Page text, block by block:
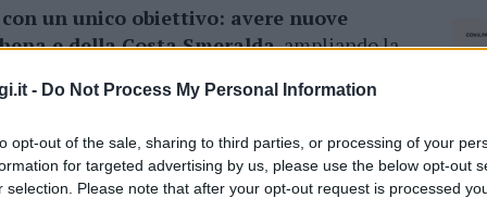
- Do Not Process My Personal Information
opt-out of the sale, sharing to third parties, or processing of your
for targeted advertising by us, please use the below opt-out
selection. Please note that after your opt-out request is processed
un unico obiettivo: avere nuove
e della Costa Smeralda, ampliando la
servizi innovativi. Come riporta l’Ansa:
di iniziative da portare avanti- dice il
Arzachena, ma anche a crescere e a